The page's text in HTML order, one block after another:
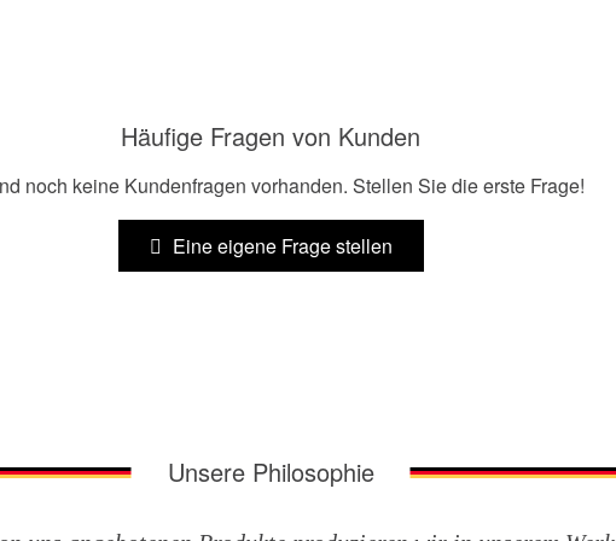
Häufige Fragen von Kunden
noch keine Kundenfragen vorhanden. Stellen Sie die erste Frage!
Eine eigene Frage stellen
Unsere Philosophie